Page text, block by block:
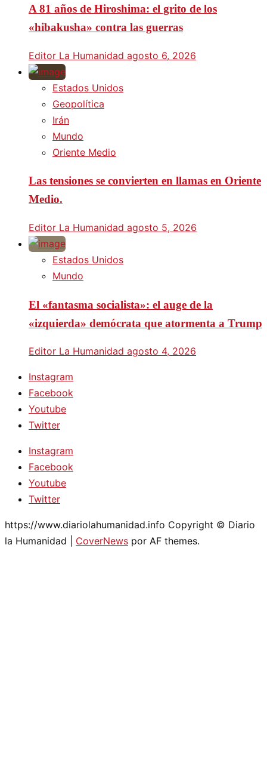
A 81 años de Hiroshima: el grito de los
«hibakusha» contra las guerras
Editor La Humanidad agosto 6, 2026
Estados Unidos
Geopolítica
Irán
Mundo
Oriente Medio
Las tensiones se convierten en llamas en Oriente
Medio.
Editor La Humanidad agosto 5, 2026
Estados Unidos
Mundo
El «fantasma socialista»: el auge de la
«izquierda» demócrata que atormenta a Trump
Editor La Humanidad agosto 4, 2026
Instagram
Facebook
Youtube
Twitter
Instagram
Facebook
Youtube
Twitter
https://www.diariolahumanidad.info Copyright © Diario
la Humanidad
CoverNews por AF themes.